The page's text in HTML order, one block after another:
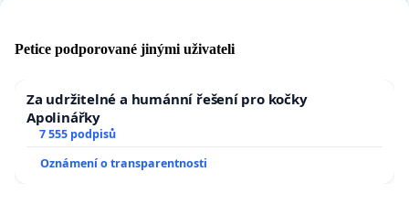
svoboda přístupu k této přírodní léčbě, která
Nemůžeme nečinně přihlížet a čekat.
Podepište petici a šiřte iniciativu dál.
Petice podporované jinými uživateli
Za udržitelné a humánní řešení pro kočky
Apolinářky
7 555 podpisů
Oznámení o transparentnosti